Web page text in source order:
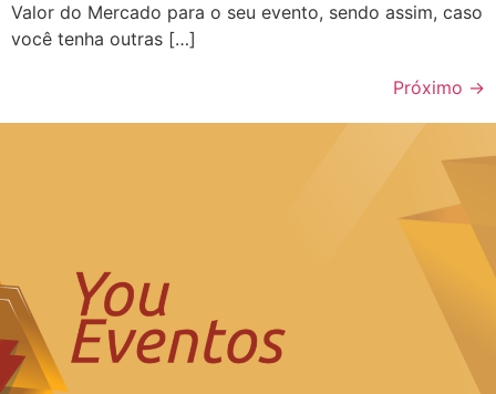
Valor do Mercado para o seu evento, sendo assim, caso
você tenha outras […]
Próximo →